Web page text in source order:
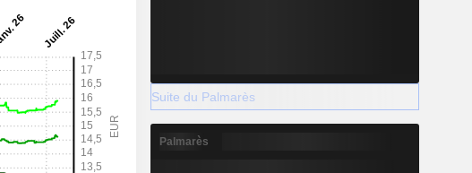
Suite du Palmarès
Palmarès